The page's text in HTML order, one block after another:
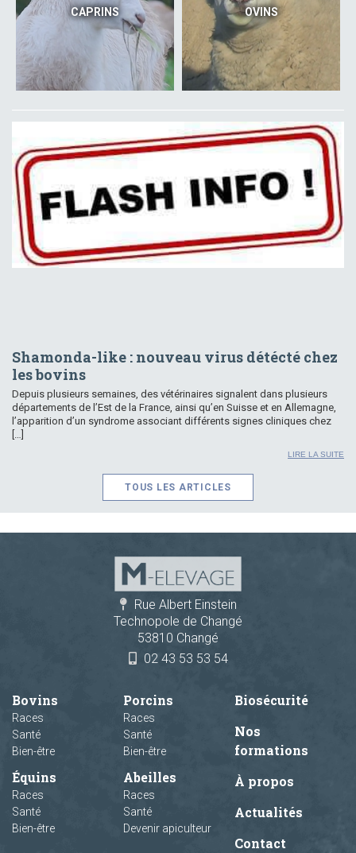
CAPRINS OVINS
Shamonda-like : nouveau virus détécté chez
les bovins
Depuis plusieurs semaines, des vétérinaires signalent dans plusieurs
départements de l’Est de la France, ainsi qu’en Suisse et en Allemagne,
l’apparition d’un syndrome associant différents signes cliniques chez
[…]
LIRE LA SUITE
TOUS LES ARTICLES
Rue Albert Einstein
Technopole de Changé
53810 Changé
02 43 53 53 54
Bovins
Races
Santé
Bien-être
Équins
Races
Santé
Bien-être
Porcins
Races
Santé
Bien-être
Abeilles
Races
Santé
Devenir apiculteur
Biosécurité
Nos
formations
À propos
Actualités
Contact